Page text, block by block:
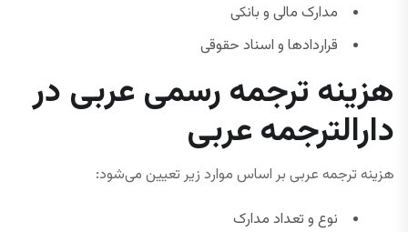
مدارک مالی و بانکی
قراردادها و اسناد حقوقی
هزینه ترجمه رسمی عربی در
دارالترجمه عربی
هزینه ترجمه عربی بر اساس موارد زیر تعیین می‌شود:
نوع و تعداد مدارک